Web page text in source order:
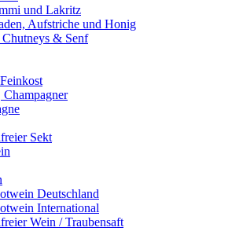
und Lakritz
Aufstriche und Honig
& Senf
Sekt
Deutschland
International
Wein / Traubensaft